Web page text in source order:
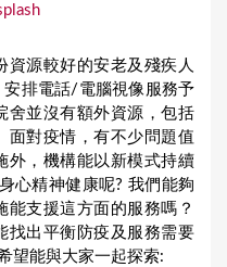
資源較好的安老及殘疾人
排電話/電腦視像服務予
舍並沒有額外資源，包括
面對疫情，有不少問題值
外，機構能以新模式持續
心精神健康呢? 我們能夠
支援這方面的服務嗎？
找出平衡防疫及服務需要
望能與大家一起探索: